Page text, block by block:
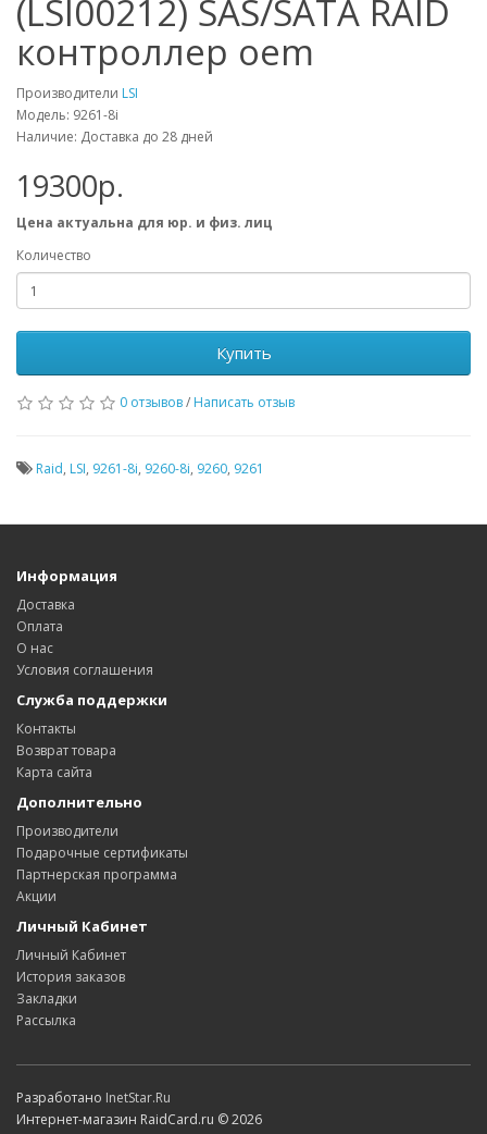
(LSI00212) SAS/SATA RAID
контроллер oem
Производители LSI
Модель: 9261-8i
Наличие: Доставка до 28 дней
19300р.
Цена актуальна для юр. и физ. лиц
Количество
Купить
0 отзывов/ Написать отзыв
Raid, LSI, 9261-8i, 9260-8i, 9260, 9261
Информация
Доставка
Оплата
О нас
Условия соглашения
Служба поддержки
Контакты
Возврат товара
Карта сайта
Дополнительно
Производители
Подарочные сертификаты
Партнерская программа
Акции
Личный Кабинет
Личный Кабинет
История заказов
Закладки
Рассылка
Разработано InetStar.Ru
Интернет-магазин RaidCard.ru © 2026